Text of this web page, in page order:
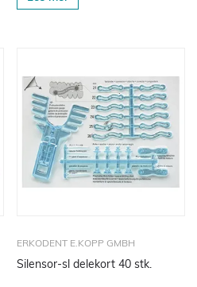
ERKODENT E.KOPP GMBH
Silensor-sl delekort 40 stk.